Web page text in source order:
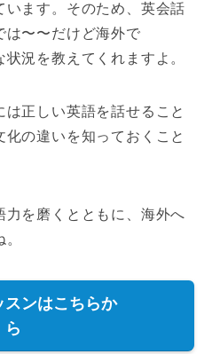
ます。そのため、英会話
は〜〜だけど海外で
況を教えてくれますよ。
正しい英語を話せること
の違いを知っておくこと
を磨くとともに、海外へ
スンはこちらか
ら